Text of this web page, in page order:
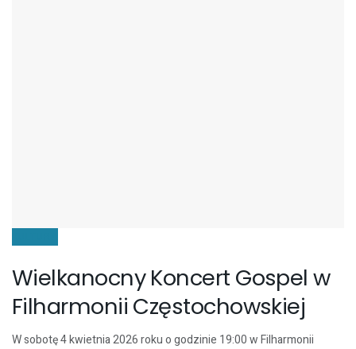
Wielkanocny Koncert Gospel w
Filharmonii Częstochowskiej
W sobotę 4 kwietnia 2026 roku o godzinie 19:00 w Filharmonii